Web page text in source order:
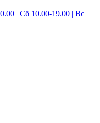
| Сб 10.00-19.00 | Вс